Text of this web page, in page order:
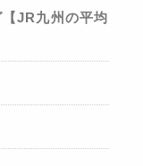
JR九州の平均